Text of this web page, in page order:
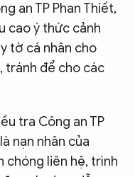
an TP Phan Thiết,
cao ý thức cảnh
tờ cá nhân cho
tránh để cho các
tra Công an TP
nạn nhân của
chóng liên hệ, trình